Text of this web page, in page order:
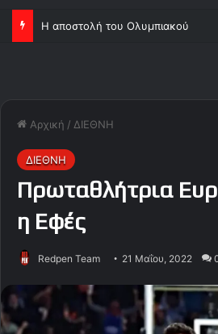
Η αποστολή του Ολυμπιακού
Αρχική / ΔΙΕΘΝΗ
ΔΙΕΘΝΗ
Πρωταθλήτρια
η Εφές
Redpen Team 21 Μαΐου, 2022